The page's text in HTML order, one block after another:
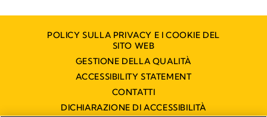
POLICY SULLA PRIVACY E I COOKIE DEL
SITO WEB
GESTIONE DELLA QUALITÀ
ACCESSIBILITY STATEMENT
CONTATTI
DICHIARAZIONE DI ACCESSIBILITÀ